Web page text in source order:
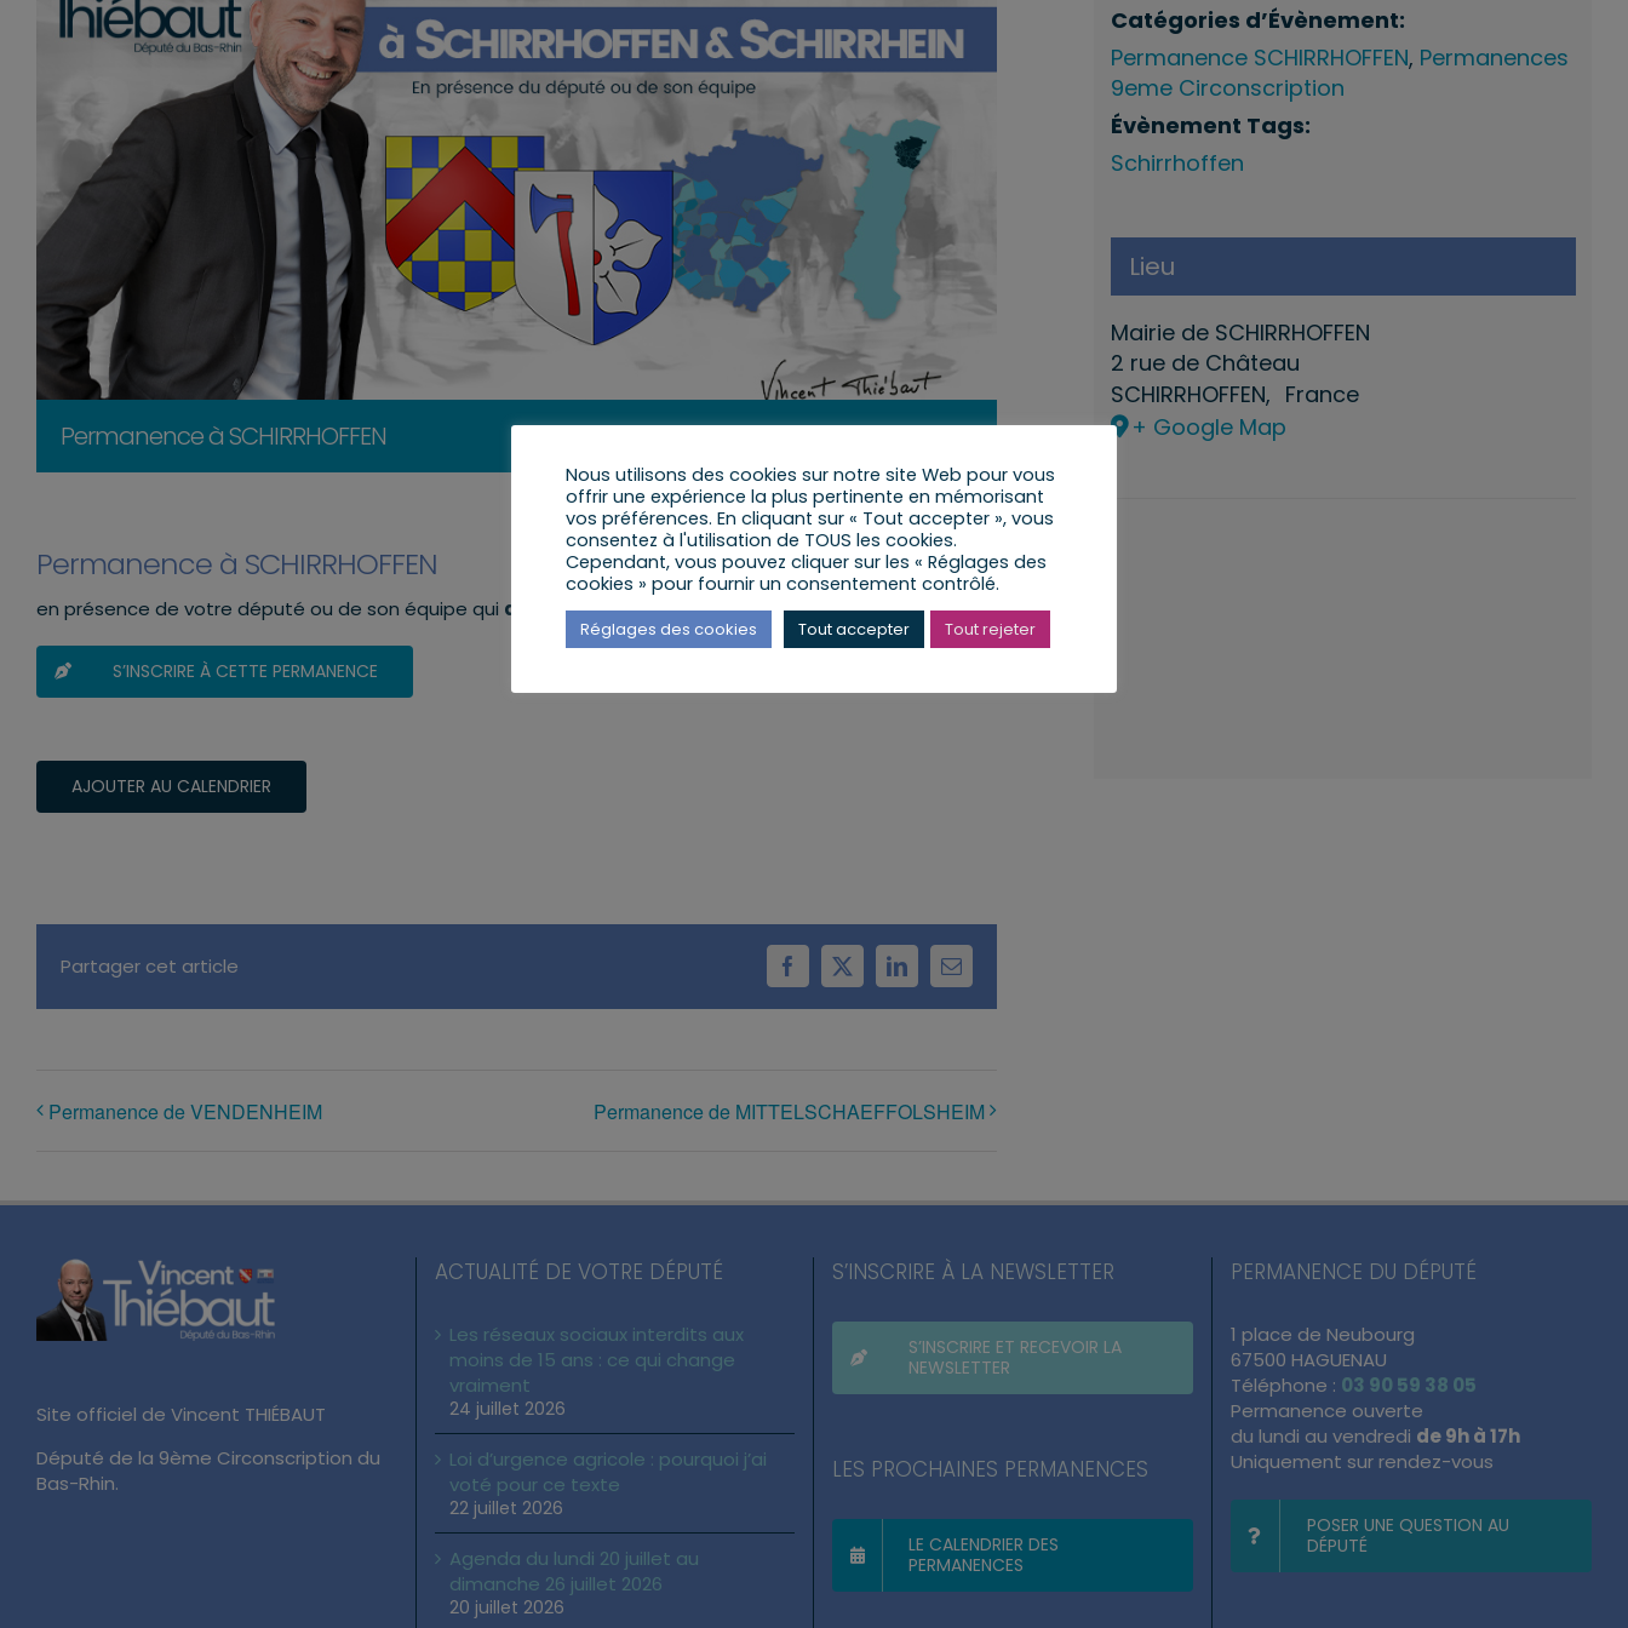
Permanence à SCHIRRHOFFEN
Permanence à SCHIRRHOFFEN
en présence de votre député ou de son équipe qui aura lieu à la Mairie de Schirrhoffen
S’INSCRIRE À CETTE PERMANENCE
AJOUTER AU CALENDRIER
Partager cet article Facebook
X LinkedInEmail
Permanence de VENDENHEIM Permanence de MITTELSCHAEFFOLSHEIM
Catégories d’Évènement:
Permanence SCHIRRHOFFEN, Permanences
9eme Circonscription
Évènement Tags:
Schirrhoffen
Lieu
Mairie de SCHIRRHOFFEN
2 rue de Château
SCHIRRHOFFEN, France
+ Google Map
Site officiel de Vincent THIÉBAUT
Député de la 9ème Circonscription du
Bas-Rhin.
ACTUALITÉ DE VOTRE DÉPUTÉ
Les réseaux sociaux interdits aux
moins de 15 ans : ce qui change
vraiment
24 juillet 2026
Loi d’urgence agricole : pourquoi j’ai
voté pour ce texte
22 juillet 2026
Agenda du lundi 20 juillet au
dimanche 26 juillet 2026
20 juillet 2026
S’INSCRIRE À LA NEWSLETTER
S’INSCRIRE ET RECEVOIR LA
NEWSLETTER
LES PROCHAINES PERMANENCES
LE CALENDRIER DES
PERMANENCES
PERMANENCE DU DÉPUTÉ
1 place de Neubourg
67500 HAGUENAU
Téléphone : 03 90 59 38 05
Permanence ouverte
du lundi au vendredi de 9h à 17h
Uniquement sur rendez-vous
POSER UNE QUESTION AU
DÉPUTÉ
Nous utilisons des cookies sur notre site Web pour vous
offrir une expérience la plus pertinente en mémorisant
vos préférences. En cliquant sur « Tout accepter », vous
consentez à l'utilisation de TOUS les cookies.
Cependant, vous pouvez cliquer sur les « Réglages des
cookies » pour fournir un consentement contrôlé.
Réglages des cookies Tout accepter Tout rejeter